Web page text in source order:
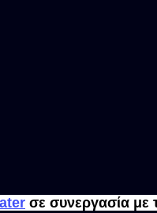
σε συνεργασία με